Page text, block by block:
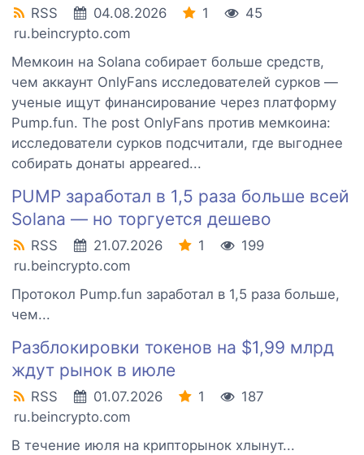
RSS 04.08.2026 1
45
ru.beincrypto.com
Мемкоин на Solana собирает больше средств,
чем аккаунт OnlyFans исследователей сурков —
ученые ищут финансирование через платформу
Pump.fun. The post OnlyFans против мемкоина:
исследователи сурков подсчитали, где выгоднее
собирать донаты appeared...
PUMP заработал в 1,5 раза больше всей
Solana — но торгуется дешево
RSS 21.07.2026 1
199
ru.beincrypto.com
Протокол Pump.fun заработал в 1,5 раза больше,
чем...
Разблокировки токенов на $1,99 млрд
ждут рынок в июле
RSS 01.07.2026 1
187
ru.beincrypto.com
В течение июля на крипторынок хлынут...